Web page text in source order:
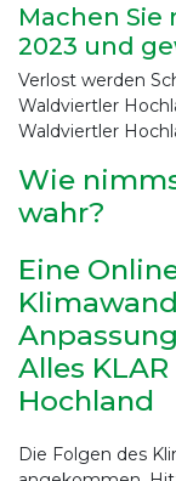
Machen Sie
2023 und
Verlost werden
Waldviertler
Waldviertler
Wie
wahr?
Eine
Alles
Hochland
Die Folgen des